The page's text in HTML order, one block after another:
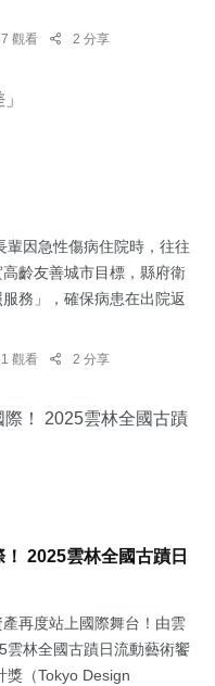
觀看 2 分享
輩因急性傷病住院時，往往
齡友善城市目標，縣府衛
務」，確保病患在出院返
觀看 2 分享
2025雲林全國古蹟日
再度站上國際舞台！由雲
雲林全國古蹟日流動藝術饗
獎（Tokyo Design